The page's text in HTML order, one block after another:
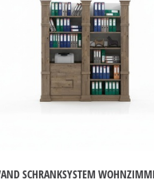
SCHRANKSYSTEM